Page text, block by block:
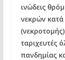
ινώδεις
νεκρών κατά
(
ταριχευτές
πανδημίας